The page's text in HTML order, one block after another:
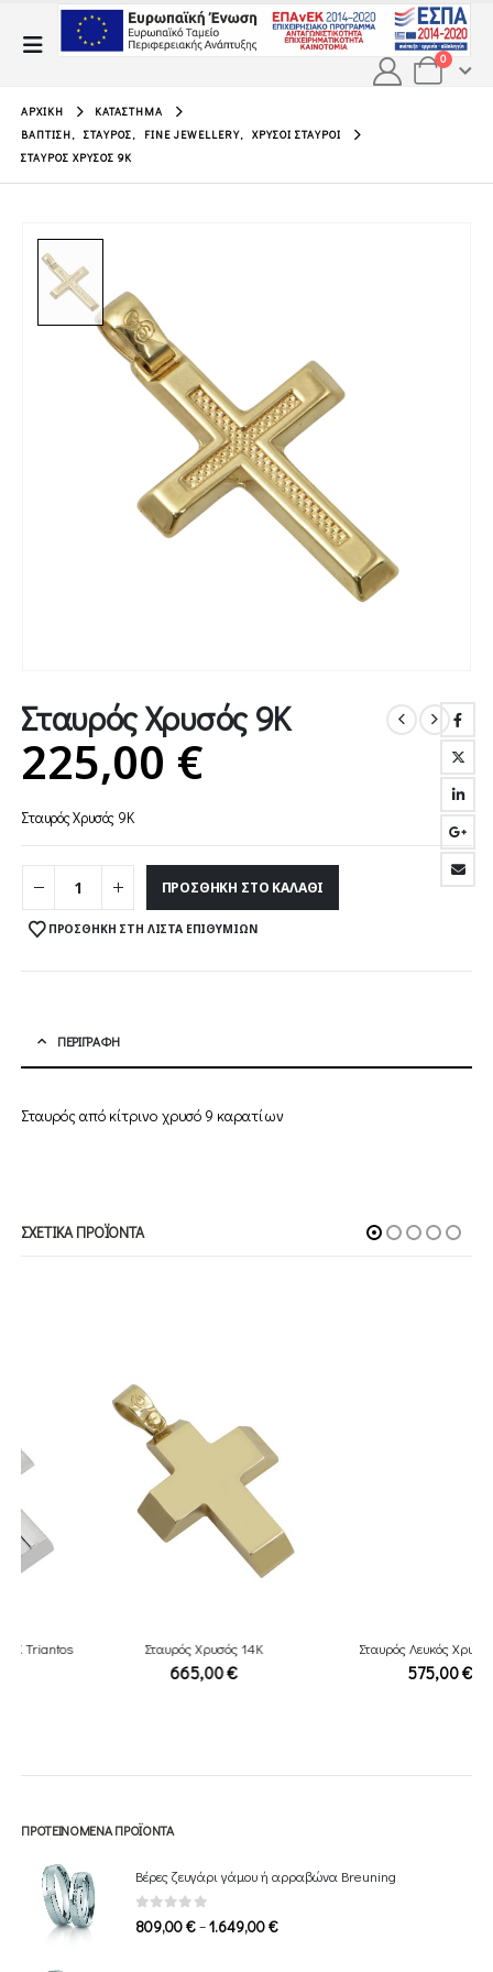
0
ΑΡΧΙΚΉ
ΚΑΤΆΣΤΗΜΑ
ΒΆΠΤΙΣΗ, ΣΤΑΥΡΌΣ, FINE JEWELLERY,
ΧΡΥΣΟΊ ΣΤΑΥΡΟΊ
ΣΤΑΥΡΌΣ ΧΡΥΣΌΣ 9Κ
Σταυρός Χρυσός 9Κ
225,00 €
Σταυρός Χρυσός 9Κ
ΠΡΟΣΘΉΚΗ ΣΤΟ ΚΑΛΆΘΙ
ΠΡΟΣΘΉΚΗ ΣΤΗ ΛΊΣΤΑ ΕΠΙΘΥΜΙΏΝ
ΠΕΡΙΓΡΑΦΉ
Σταυρός από κίτρινο χρυσό 9 καρατίων
ΣΧΕΤΙΚΆ ΠΡΟΪΌΝΤΑ
Σταυρός Χρυσός 14Κ Σταυρός Λευκός Χρυσός 14Κ
ΠΡΟΤΕΙΝΌΜΕΝΑ ΠΡΟΪΌΝΤΑ
Βέρες ζευγάρι γάμου ή αρραβώνα Breuning
0out of 5
809,00€–1.649,00€Price